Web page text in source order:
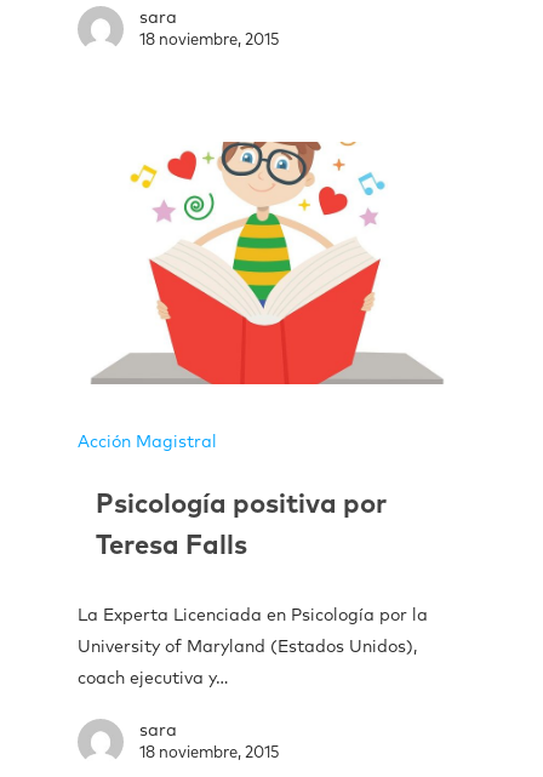
sara
18 noviembre, 2015
Acción Magistral
Psicología positiva por
Teresa Falls
La Experta Licenciada en Psicología por la
University of Maryland (Estados Unidos),
coach ejecutiva y…
sara
18 noviembre, 2015